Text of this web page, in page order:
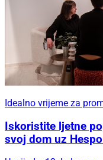
Idealno vrijeme za
Iskoristite ljetne
svoj dom uz